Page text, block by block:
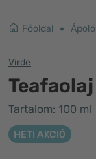
Főoldal
Virde
Teafaolaj
Tartalom: 100 ml
HETI AKCIÓ